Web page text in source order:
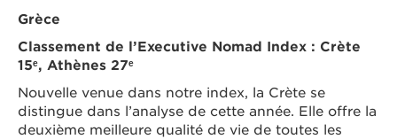
Grèce
Classement de l’Executive Nomad Index : Crète
15ᵉ, Athènes 27ᵉ
Nouvelle venue dans notre index, la Crète se
distingue dans l’analyse de cette année. Elle offre la
deuxième meilleure qualité de vie de toutes les